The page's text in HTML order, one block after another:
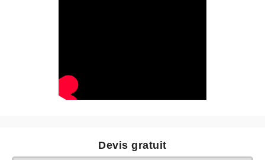
Devis gratuit